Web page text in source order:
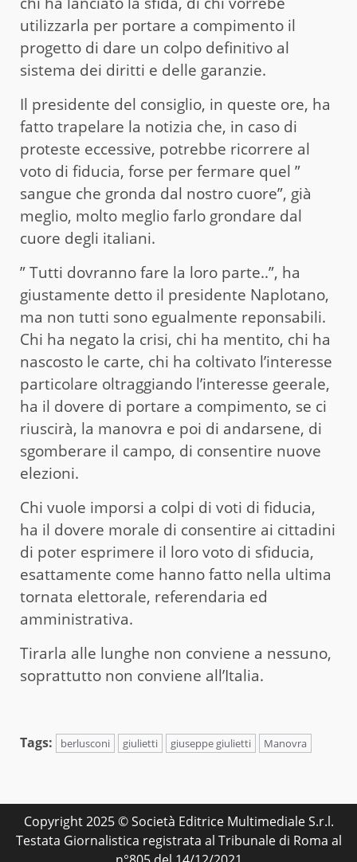
utilizzarla per portare a compimento il
progetto di dare un colpo definitivo al
sistema dei diritti e delle garanzie.
Il presidente del consiglio, in queste ore, ha
fatto trapelare la notizia che, in caso di
proteste eccessive, potrebbe ricorrere al
voto di fiducia, forse per fermare quel ”
sangue che gronda dal nostro cuore”, già
meglio, molto meglio farlo grondare dal
cuore degli italiani.
” Tutti dovranno fare la loro parte..”, ha
giustamente detto il presidente Naplotano,
ma non tutti sono egualmente reponsabili.
Chi ha negato la crisi, chi ha mentito, chi ha
nascosto le carte, chi ha coltivato l’interesse
particolare oltraggiando l’interesse geerale,
ha il dovere di portare a compimento, se ci
riuscirà, la manovra e poi di andarsene, di
sgomberare il campo, di consentire nuove
elezioni.
Chi vuole imporsi a colpi di voti di fiducia,
ha il dovere morale di consentire ai cittadini
di poter esprimere il loro voto di sfiducia,
esattamente come hanno fatto nella ultima
tornata elettorale, referendaria ed
amministrativa.
Tirarla alle lunghe non conviene a nessuno,
soprattutto non conviene all’Italia.
Tags: berlusconi giulietti giuseppe giulietti Manovra
Copyright 2025 © Società Editrice Multimediale S.r.l.
Testata Giornalistica registrata al Tribunale di Roma al